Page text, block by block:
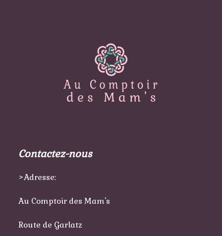
Contactez-nous
>Adresse:
Au Comptoir des Mam's
Route de Garlatz